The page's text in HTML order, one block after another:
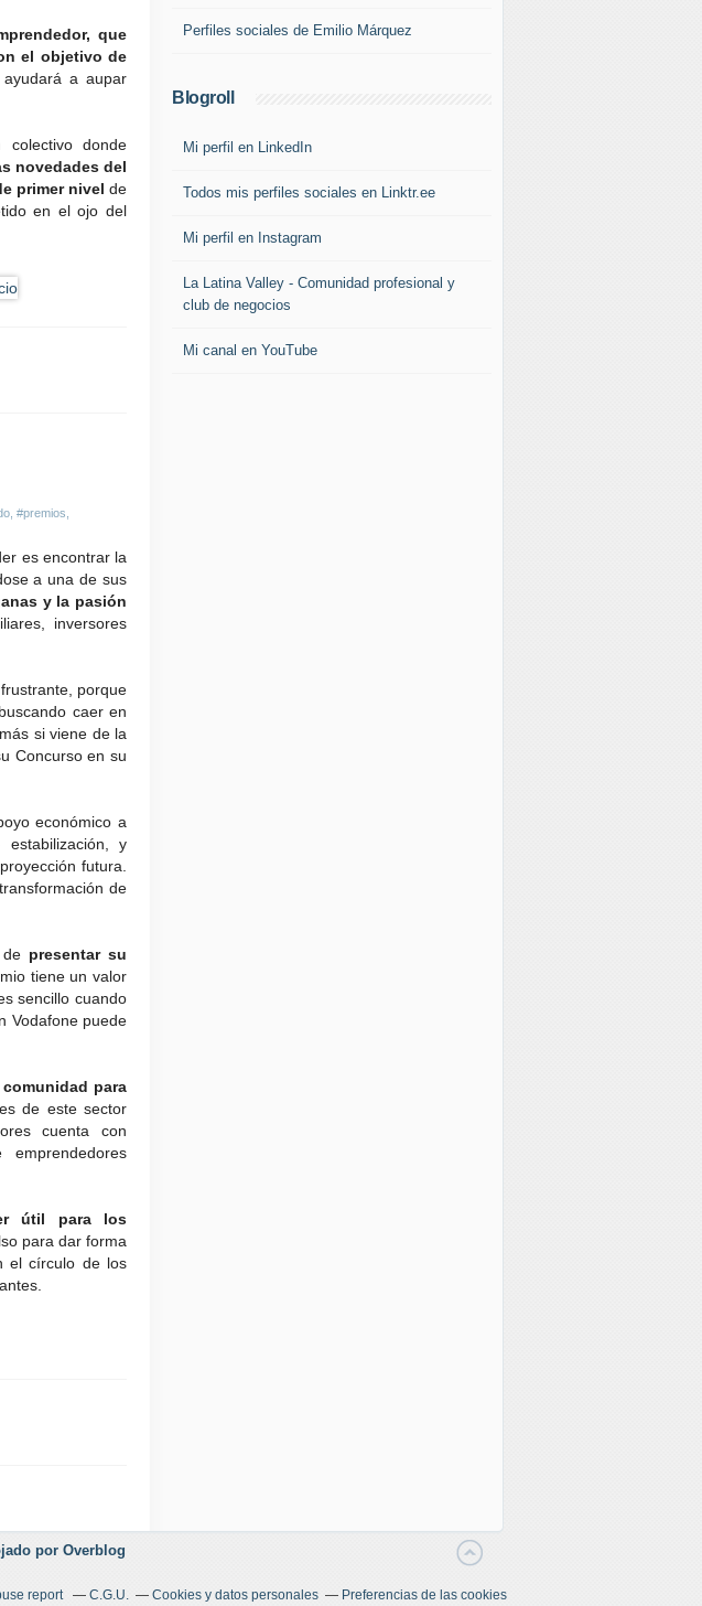
que
el objetivo de
a aupar
donde
novedades del
primer nivel de
en el ojo del
#premios
es encontrar la
a una de sus
y la pasión
inversores
porque
caer en
si viene de la
Concurso en su
económico a
y
futura.
de
presentar su
tiene un valor
sencillo cuando
Vodafone puede
para
de este sector
cuenta con
útil para los
para dar forma
el círculo de los
Perfiles sociales de Emilio Márquez
Blogroll
Mi perfil en LinkedIn
Todos mis perfiles sociales en Linktr.ee
Mi perfil en Instagram
La Latina Valley - Comunidad profesional y
club de negocios
Mi canal en YouTube
por Overblog
report C.G.U. Cookies y datos personales Preferencias de las cookies